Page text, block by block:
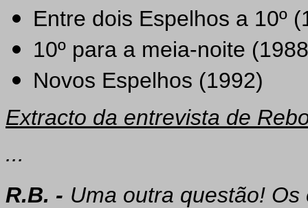
Entre dois Espelhos a 10º
10º para a meia-noite
Novos Espelhos (1992)
Extracto da entrevista de
...
R.B. - Uma outra questão!